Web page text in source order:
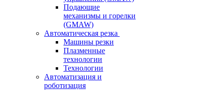
Подающие
механизмы и горелки
(GMAW)
Автоматическая резка
Машины резки
Плазменные
технологии
Технологии
Автоматизация и
роботизация